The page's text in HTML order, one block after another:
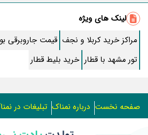
طرز تهیه سالاد ماکارونی خانگی خوشمزه و لذیذ
طرز تهیه پاستا با سس آلفردو و مرغ فوری + آموزش
جواب کامل اسم فامیل با “س”
ماه قرمز نشانه آخر دنیا در آسمان ظاهر شد !
جملات زیبا برای بهترین پدر دنیا
معجزات سوره توحید در برآورده شدن سریع حاجت
لینک های ویژه
مراکز خرید کربلا و نجف قیمت جاروبرقی
تور مشهد با قطار خرید بلیط قطار
صفحه نخست درباره نمناک تبلیغات در
استفاده از مطالب اختصاصی سایت نمناک